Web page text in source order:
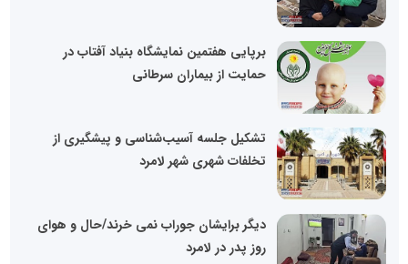
برپایی هفتمین نمایشگاه بنیاد آفتاب در
حمایت از بیماران سرطانی
تشکیل جلسه آسیب‌شناسی و پیشگیری از
تخلفات شهری شهر لامرد
دیگر برایشان جوراب نمی خرند/حال و هوای
روز پدر در لامرد